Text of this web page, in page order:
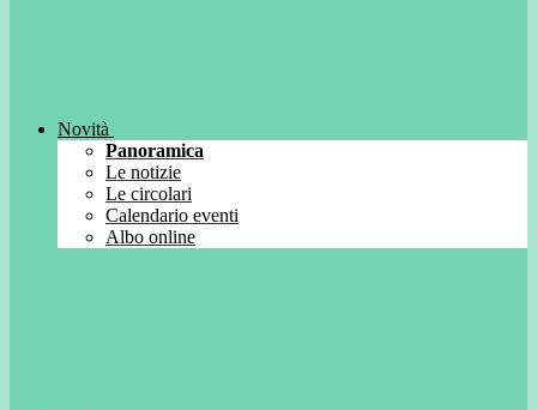
Novità
Panoramica
Le notizie
Le circolari
Calendario eventi
Albo online